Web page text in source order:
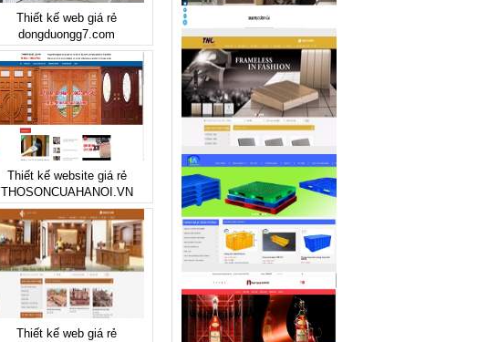
Thiết kế web giá rẻ
dongduongg7.com
Thiết kế website giá rẻ
THOSONCUAHANOI.VN
Thiết kế web giá rẻ